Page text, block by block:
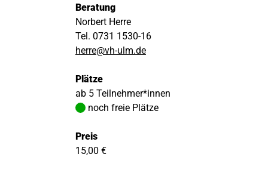
Beratung
Norbert Herre
Tel. 0731 1530-16
herre@vh-ulm.de
Plätze
ab 5 Teilnehmer*innen
noch freie Plätze
Preis
15,00 €